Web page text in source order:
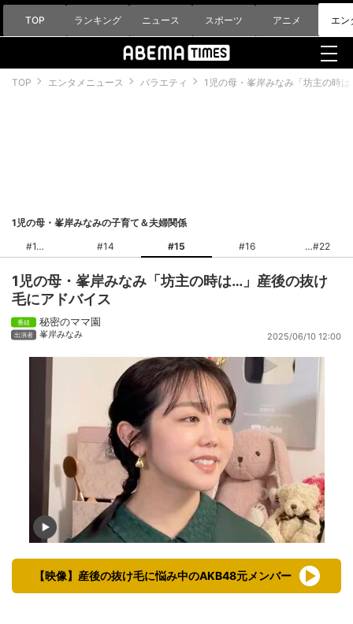
TOP ランキング ニュース スポーツ アニメ エン
TOP エンタメニュース バラエティ 1児の母・峯岸みなみ「坊主の時
1児の母・峯岸みなみの子育て＆夫婦関係
#1
#14 #15 #16 #22
1児の母・峯岸みなみ「坊主の時は…」産後の抜け
毛にアドバイス
秘密のママ園
峯岸みなみ 2025/06/10 12:00
【映像】産後の抜け毛に悩み中のAKB48元メンバー